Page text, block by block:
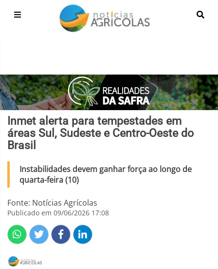
Inmet alerta para tempestades em
áreas Sul, Sudeste e Centro-Oeste do
Brasil
Instabilidades devem ganhar força ao longo de
quarta-feira (10)
Fonte: Notícias Agrícolas
Publicado em 09/06/2026 17:08